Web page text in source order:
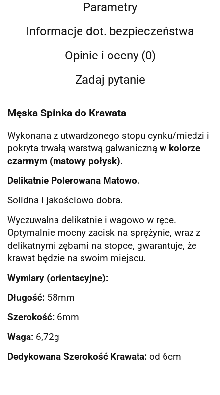
Parametry
Informacje dot. bezpieczeństwa
Opinie i oceny (0)
Zadaj pytanie
Męska Spinka do Krawata
Wykonana z utwardzonego stopu cynku/miedzi i
pokryta trwałą warstwą galwaniczną w kolorze
czarrnym (matowy połysk).
Delikatnie Polerowana Matowo.
Solidna i jakościowo dobra.
Wyczuwalna delikatnie i wagowo w ręce.
Optymalnie mocny zacisk na sprężynie, wraz z
delikatnymi zębami na stopce, gwarantuje, że
krawat będzie na swoim miejscu.
Wymiary (orientacyjne):
Długość: 58mm
Szerokość: 6mm
Waga: 6,72g
Dedykowana Szerokość Krawata: od 6cm